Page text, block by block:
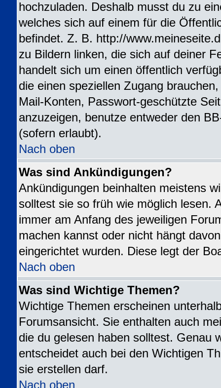
hochzuladen. Deshalb musst du zu
welches sich auf einem für die
befindet. Z. B. http://
zu Bildern linken, die sich auf deiner
handelt sich um einen öffentlich
die einen speziellen Zugang
Mail-Konten, Passwort-geschützte
anzuzeigen, benutze entweder den
(sofern erlaubt).
Nach oben
Was sind Ankündigungen?
Ankündigungen beinhalten meistens
solltest sie so früh wie möglich lesen.
immer am Anfang des jeweiligen
machen kannst oder nicht hängt
eingerichtet wurden. Diese legt der
Nach oben
Was sind Wichtige Themen?
Wichtige Themen erscheinen
Forumsansicht. Sie enthalten auch
die du gelesen haben solltest. Genau
entscheidet auch bei den Wichtigen
sie erstellen darf.
Nach oben